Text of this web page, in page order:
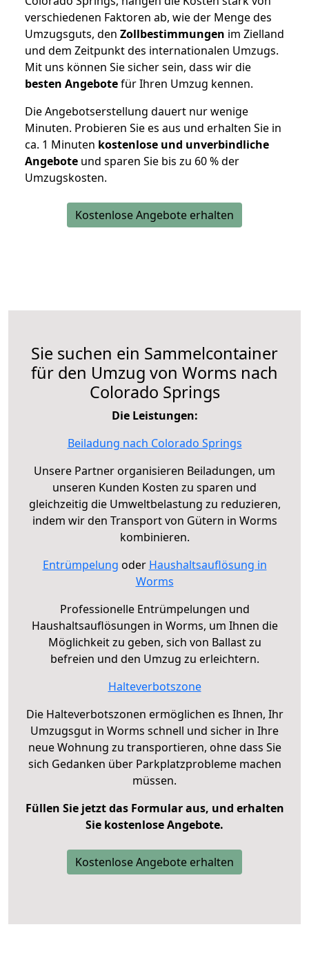
verschiedenen Faktoren ab, wie der Menge des
Umzugsguts, den Zollbestimmungen im Zielland
und dem Zeitpunkt des internationalen Umzugs.
Mit uns können Sie sicher sein, dass wir die
besten Angebotefür Ihren Umzug kennen.
Die Angebotserstellung dauert nur wenige
Minuten. Probieren Sie es aus und erhalten Sie in
ca. 1 Minuten kostenlose und unverbindliche
Angebote und sparen Sie bis zu 60 % der
Umzugskosten.
Kostenlose Angebote erhalten
Sie suchen ein Sammelcontainer
für den Umzug von Worms nach
Colorado Springs
Die Leistungen:
Beiladung nach Colorado Springs
Unsere Partner organisieren Beiladungen, um
unseren Kunden Kosten zu sparen und
gleichzeitig die Umweltbelastung zu reduzieren,
indem wir den Transport von Gütern in Worms
kombinieren.
Entrümpelung oder Haushaltsauflösung in
Worms
Professionelle Entrümpelungen und
Haushaltsauflösungen in Worms, um Ihnen die
Möglichkeit zu geben, sich von Ballast zu
befreien und den Umzug zu erleichtern.
Halteverbotszone
Die Halteverbotszonen ermöglichen es Ihnen, Ihr
Umzugsgut in Worms schnell und sicher in Ihre
neue Wohnung zu transportieren, ohne dass Sie
sich Gedanken über Parkplatzprobleme machen
müssen.
Füllen Sie jetzt das Formular aus, und erhalten
Sie kostenlose Angebote.
Kostenlose Angebote erhalten